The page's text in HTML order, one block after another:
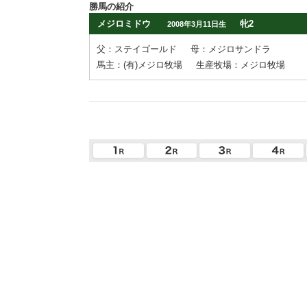
勝馬の紹介
メジロミドウ
2008年3月11日生 牝2
父：ステイゴールド
母：メジロサンドラ
馬主：(有)メジロ牧場
生産牧場：メジロ牧場